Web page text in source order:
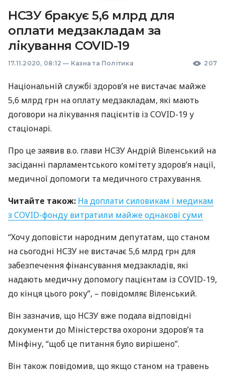
НСЗУ бракує 5,6 млрд для
оплати медзакладам за
лікування COVID-19
17.11.2020, 08:12 — Казна та Політика 207
Національній службі здоров’я не вистачає майже
5,6 млрд грн на оплату медзакладам, які мають
договори на лікування пацієнтів із COVID-19 у
стаціонарі.
Про це заявив в.о. глави НСЗУАндрій Віленський на
засіданні парламентського комітету здоров’я нації,
медичної допомоги та медичного страхування.
Читайте також: На доплати силовикам і медикам
зCOVID-фонду витратили майже однакові суми
“Хочу доповісти народним депутатам, що станом
на сьогодні НСЗУ не вистачає 5,6 млрд грн для
забезпечення фінансування медзакладів, які
надають медичну допомогу пацієнтам із COVID-19,
до кінця цього року”, – повідомляє Віленський.
Він зазначив, що НСЗУ вже подала відповідні
документи до Міністерства охорони здоров’я та
Мінфіну, “щоб це питання було вирішено”.
Він також повідомив, що якщо станом на травень